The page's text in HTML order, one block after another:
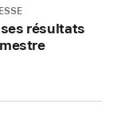
résultats